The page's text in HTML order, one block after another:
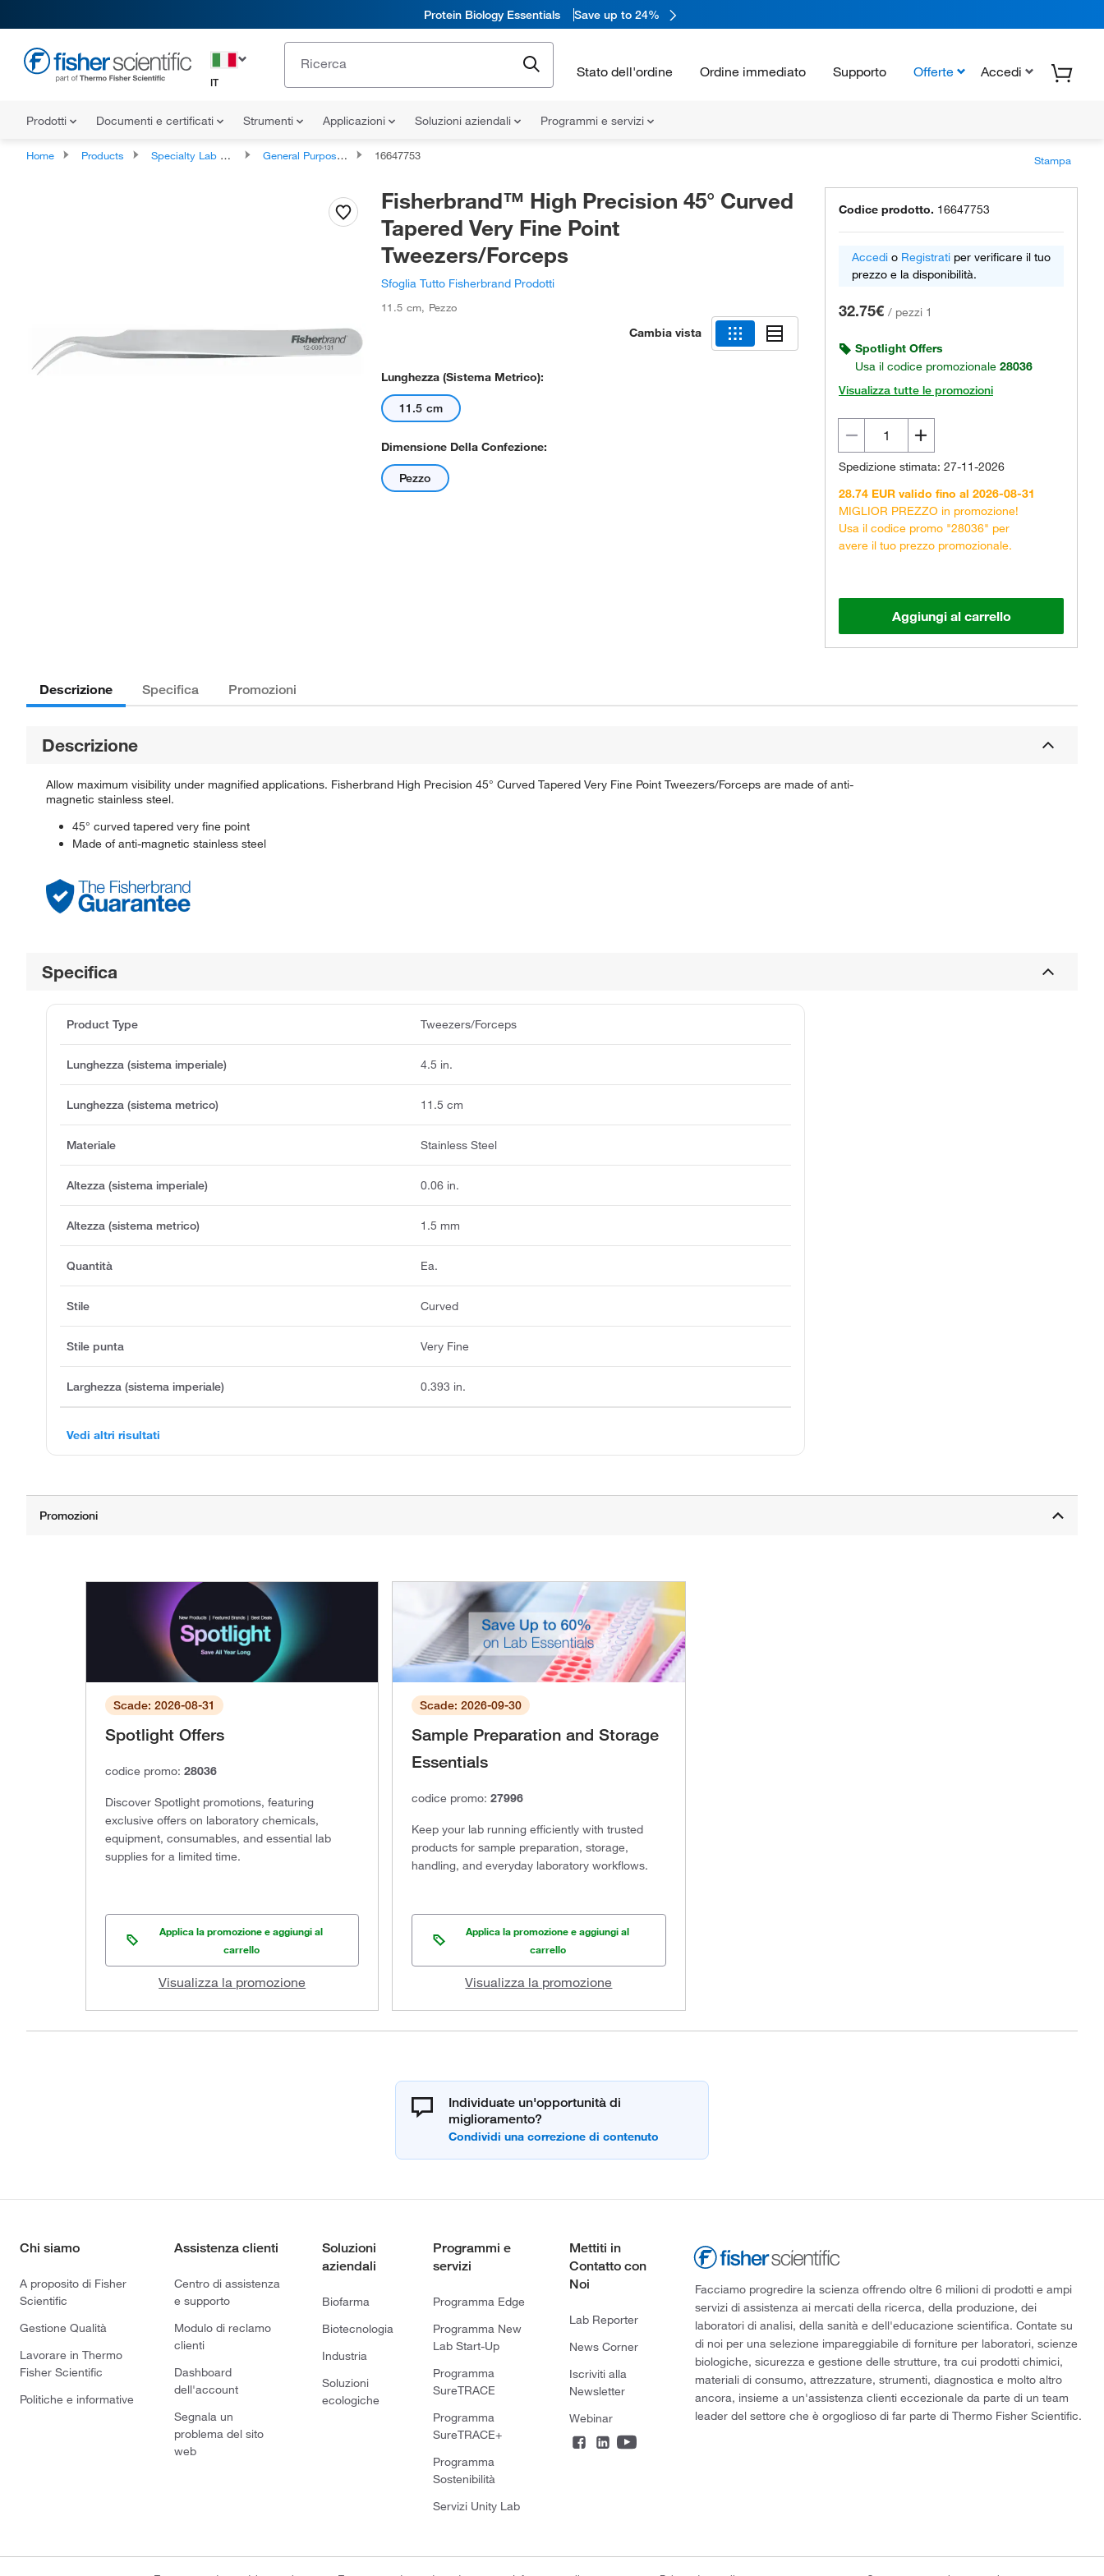
Protein Biology Essentials Save up to 24%
IT
Stato dell'ordine Ordine immediato Supporto Offerte Accedi
Prodotti Documenti e certificati Strumenti Applicazioni Soluzioni aziendali Programmi e servizi
Home Products Specialty Lab Equipment, Instruments, and Apparatuses General Purpose Forceps and Tweezers 16647753 Stampa
Fisherbrand™ High Precision 45° Curved
Tapered Very Fine Point
Tweezers/Forceps
Sfoglia Tutto Fisherbrand Prodotti
11.5 cm, Pezzo
Cambia vista
Lunghezza (sistema Metrico):
11.5 cm
Dimensione Della Confezione:
Pezzo
Codice prodotto. 16647753
Accedi o Registrati per verificare il tuo
prezzo e la disponibilità.
32.75€ / pezzi 1
Spotlight Offers
Usa il codice promozionale 28036
Visualizza tutte le promozioni
Spedizione stimata: 27-11-2026
28.74 EUR valido fino al 2026-08-31
MIGLIOR PREZZO in promozione!
Usa il codice promo "28036" per
avere il tuo prezzo promozionale.
Aggiungi al carrello
Descrizione Specifica Promozioni
Descrizione
Allow maximum visibility under magnified applications. Fisherbrand High Precision 45° Curved Tapered Very Fine Point Tweezers/Forceps are made of anti-
magnetic stainless steel.
45° curved tapered very fine point
Made of anti-magnetic stainless steel
Specifica
Product Type Tweezers/Forceps
Lunghezza (sistema imperiale) 4.5 in.
Lunghezza (sistema metrico) 11.5 cm
Materiale Stainless Steel
Altezza (sistema imperiale) 0.06 in.
Altezza (sistema metrico) 1.5 mm
Quantità Ea.
Stile Curved
Stile punta Very Fine
Larghezza (sistema imperiale) 0.393 in.
Vedi altri risultati
Scade: 2026-08-31
Spotlight Offers
codice promo: 28036
Discover Spotlight promotions, featuring
exclusive offers on laboratory chemicals,
equipment, consumables, and essential lab
supplies for a limited time.
Applica la promozione e aggiungi al
carrello
Visualizza la promozione
Scade: 2026-09-30
Sample Preparation and Storage
Essentials
codice promo:27996
Keep your lab running efficiently with trusted
products for sample preparation, storage,
handling, and everyday laboratory workflows.
Applica la promozione e aggiungi al
carrello
Visualizza la promozione
Individuate un'opportunità di
miglioramento?
Chi siamo
A proposito di Fisher
Scientific
Gestione Qualità
Lavorare in Thermo
Fisher Scientific
Politiche e informative
Assistenza clienti
Centro di assistenza
e supporto
Modulo di reclamo
clienti
Dashboard
dell'account
Segnala un
problema del sito
web
Soluzioni
aziendali
Biofarma
Biotecnologia
Industria
Soluzioni
ecologiche
Programmi e
servizi
Programma Edge
Programma New
Lab Start-Up
Programma
SureTRACE
Programma
SureTRACE+
Programma
Sostenibilità
Servizi Unity Lab
Mettiti in
Contatto con
Noi
Lab Reporter
News Corner
Iscriviti alla
Newsletter
Webinar
Facciamo progredire la scienza offrendo oltre 6 milioni di prodotti e ampi
servizi di assistenza ai mercati della ricerca, della produzione, dei
laboratori di analisi, della sanità e dell'educazione scientifica. Contate su
di noi per una selezione impareggiabile di forniture per laboratori, scienze
biologiche, sicurezza e gestione delle strutture, tra cui prodotti chimici,
materiali di consumo, attrezzature, strumenti, diagnostica e molto altro
ancora, insieme a un'assistenza clienti eccezionale da parte di un team
leader del settore che è orgoglioso di far parte di Thermo Fisher Scientific.